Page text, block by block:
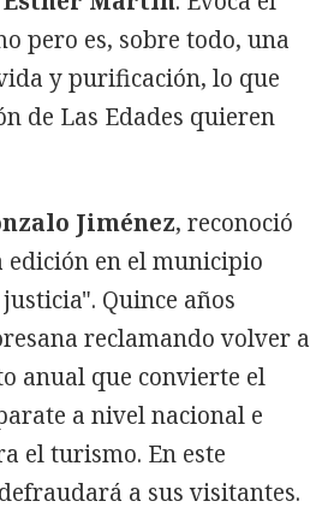
pero es, sobre todo, una
y purificación, lo que
de Las Edades quieren
Jiménez, reconoció
edición en el municipio
Quince años
reclamando volver a
anual que convierte el
a nivel nacional e
el turismo. En este
a sus visitantes.